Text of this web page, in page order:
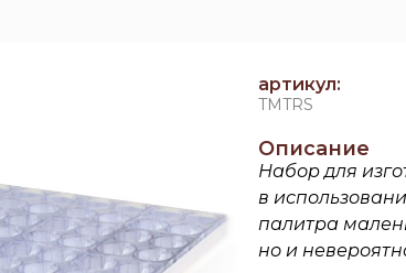
артикул:
TMTRS
Описание
Набор для
в
палитра
но и